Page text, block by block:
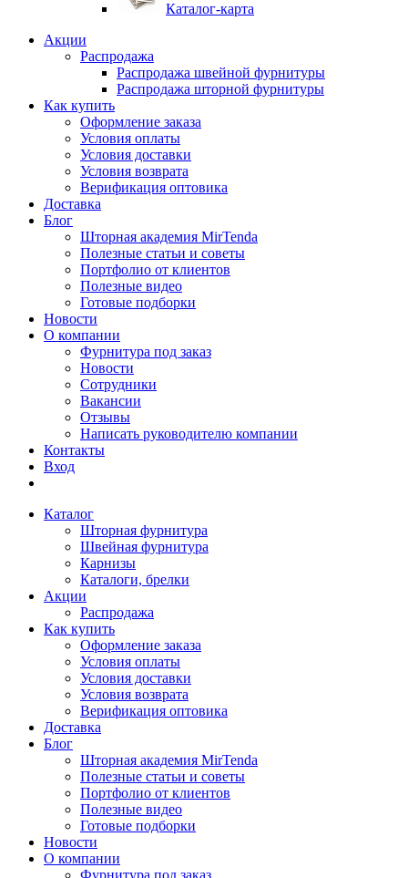
Каталог-карта
Акции
Распродажа
Распродажа швейной фурнитуры
Распродажа шторной фурнитуры
Как купить
Оформление заказа
Условия оплаты
Условия доставки
Условия возврата
Верификация оптовика
Доставка
Блог
Шторная академия MirTenda
Полезные статьи и советы
Портфолио от клиентов
Полезные видео
Готовые подборки
Новости
О компании
Фурнитура под заказ
Новости
Сотрудники
Вакансии
Отзывы
Написать руководителю компании
Контакты
Вход
Каталог
Шторная фурнитура
Швейная фурнитура
Карнизы
Каталоги, брелки
Акции
Распродажа
Как купить
Оформление заказа
Условия оплаты
Условия доставки
Условия возврата
Верификация оптовика
Доставка
Блог
Шторная академия MirTenda
Полезные статьи и советы
Портфолио от клиентов
Полезные видео
Готовые подборки
Новости
О компании
Фурнитура под заказ